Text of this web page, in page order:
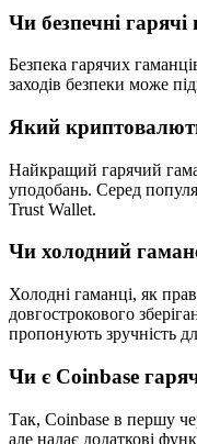
Чи безпечні гарячі
Безпека гарячих
заходів безпеки може
Який
Найкращий гарячий
уподобань. Серед
Trust Wallet.
Чи холодний
Холодні гаманці, як
довгострокового
пропонують зручність
Чи є Coinbase
Так, Coinbase в першу
але надає додаткові